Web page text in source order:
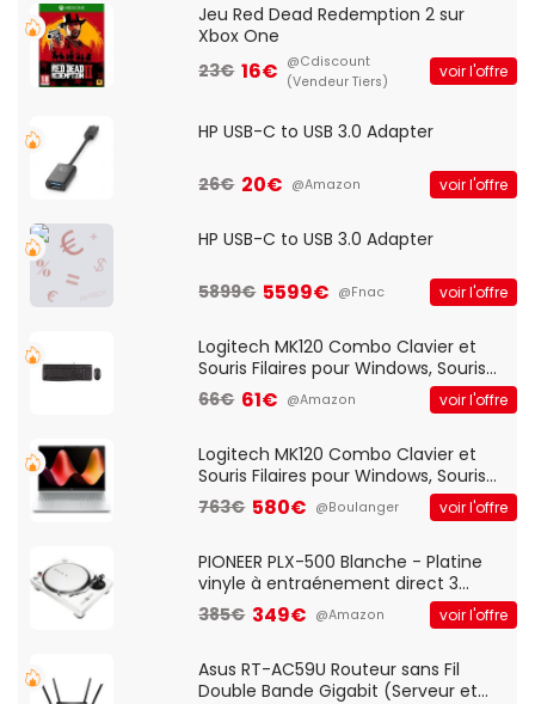
Jeu Red Dead Redemption 2 sur
Xbox One
23€ 16€ @Cdiscount
(Vendeur Tiers)
voir l'offre
HP USB-C to USB 3.0 Adapter
26€ 20€ @Amazon voir l'offre
HP USB-C to USB 3.0 Adapter
5899€ 5599€ @Fnac voir l'offre
Logitech MK120 Combo Clavier et
Souris Filaires pour Windows, Souris
Optique Filaire, Connexion USB Plug
And Play, Confortable, Taille
QWERTY UK - Noir
66€ 61€ @Amazon voir l'offre
Logitech MK120 Combo Clavier et
Souris Filaires pour Windows, Souris
Optique Filaire, Connexion USB Plug
And Play, Confortable, Taille
QWERTY UK - Noir
763€ 580€ @Boulanger voir l'offre
PIONEER PLX-500 Blanche - Platine
vinyle à entraénement direct 3
vitesses (33-45-78 trs/min) avec
pre-ampli intégré et port USB
385€ 349€ @Amazon voir l'offre
Asus RT-AC59U Routeur sans Fil
Double Bande Gigabit (Serveur et